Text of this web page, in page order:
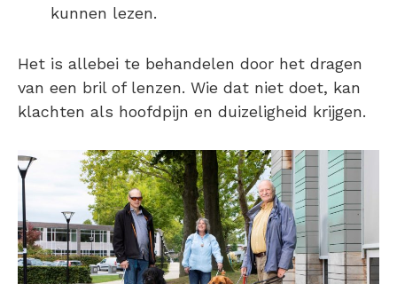
kunnen lezen.
Het is allebei te behandelen door het dragen
van een bril of lenzen. Wie dat niet doet, kan
klachten als hoofdpijn en duizeligheid krijgen.